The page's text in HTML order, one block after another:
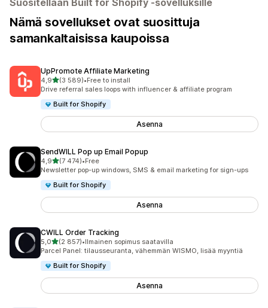
Suositellaan Built for Shopify ‑sovelluksille
Nämä sovellukset ovat suosittuja
samankaltaisissa kaupoissa
UpPromote Affiliate Marketing
4,9/ 5 tähteä
(3 589)
3589 arvostelua yhteensä
•Free to install
Drive referral sales loops with influencer & affiliate program
Built for Shopify
Asenna
SendWILL Pop up Email Popup
4,9/ 5 tähteä
(7 474)
7474 arvostelua yhteensä
•Free
Newsletter pop-up windows, SMS & email marketing for sign-ups
Built for Shopify
Asenna
CWILL Order Tracking
5,0/ 5 tähteä
(2 857)
2857 arvostelua yhteensä
•Ilmainen sopimus saatavilla
Parcel Panel: tilausseuranta, vähemmän WISMO, lisää myyntiä
Built for Shopify
Asenna